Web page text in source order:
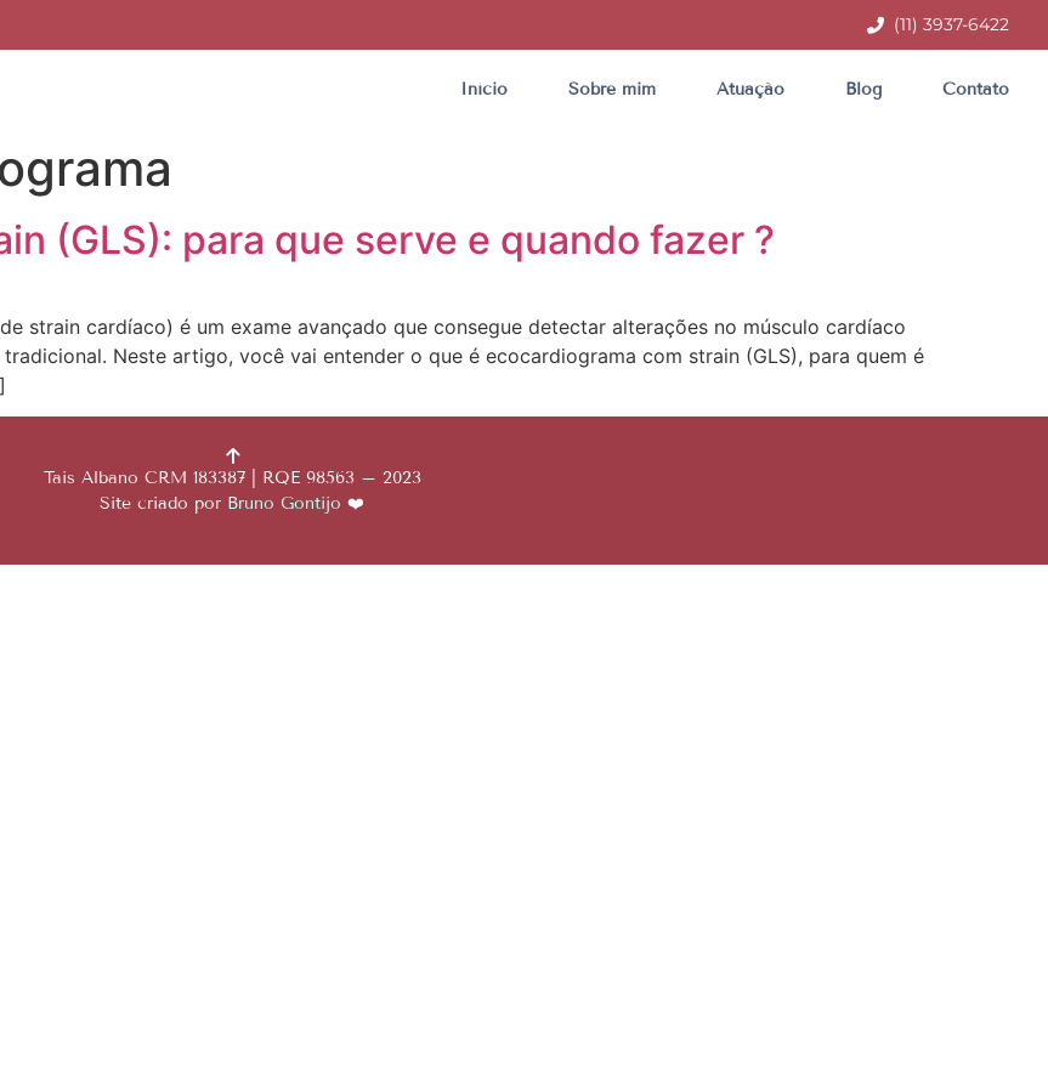
(11) 3937-6422
Início Sobre mim Atuação Blog Contato
(GLS): para que serve e quando fazer ?
strain cardíaco) é um exame avançado que consegue detectar alterações no músculo cardíaco
Neste artigo, você vai entender o que é ecocardiograma com strain (GLS), para quem é
Tais Albano CRM 183387 | RQE 98563 – 2023
Site criado por Bruno Gontijo ❤️